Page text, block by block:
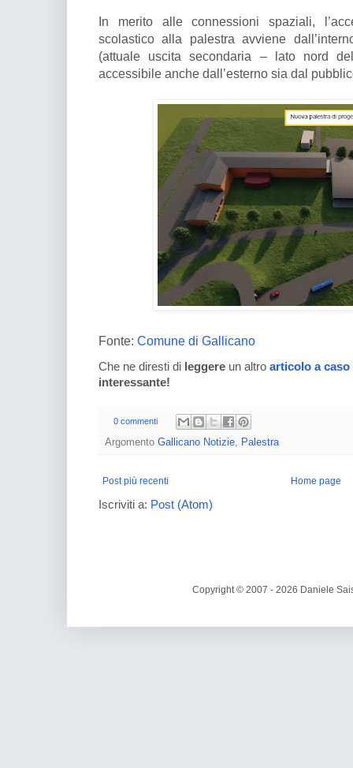
In merito alle connessioni spaziali,
scolastico alla palestra avviene
(attuale uscita secondaria – lato nord
accessibile anche dall’esterno sia dal
Fonte: Comune di Gallicano
Che ne diresti di leggere un altro articolo a caso
interessante!
0 commenti
Argomento Gallicano Notizie, Palestra
Post più recenti Home page
Iscriviti a: Post (Atom)
Copyright © 2007 - 2026 Daniele